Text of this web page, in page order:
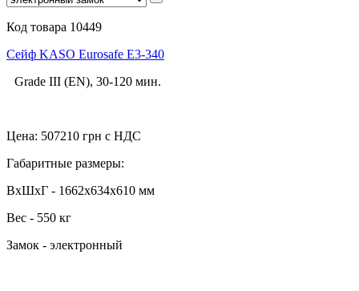
Код товара 10449
Сейф KASO Eurosafe E3-340
Grade III (EN), 30-120 мин.
Цена: 507210 грн с НДС
Габаритные размеры:
ВхШхГ - 1662x634х610 мм
Вес - 550 кг
Замок - электронный